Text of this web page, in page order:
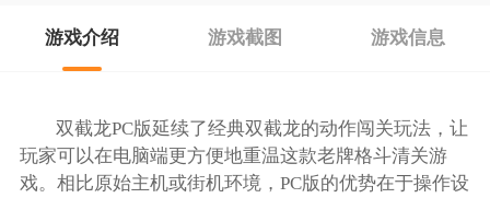
游戏介绍 游戏截图 游戏信息
双截龙PC版延续了经典双截龙的动作闯关玩法，让
玩家可以在电脑端更方便地重温这款老牌格斗清关游
戏。相比原始主机或街机环境，PC版的优势在于操作设